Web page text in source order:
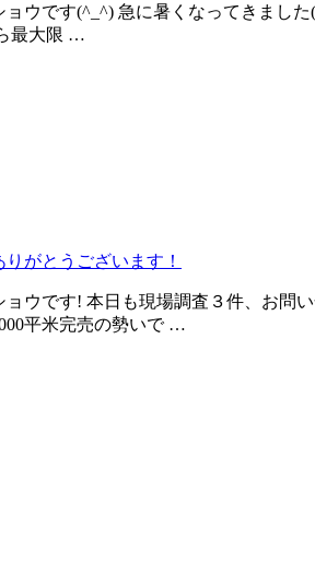
ョウです(^_^) 急に暑くなってきまし
最大限 …
がとうございます！
ョウです! 本日も現場調査３件、お問
平米完売の勢いで …